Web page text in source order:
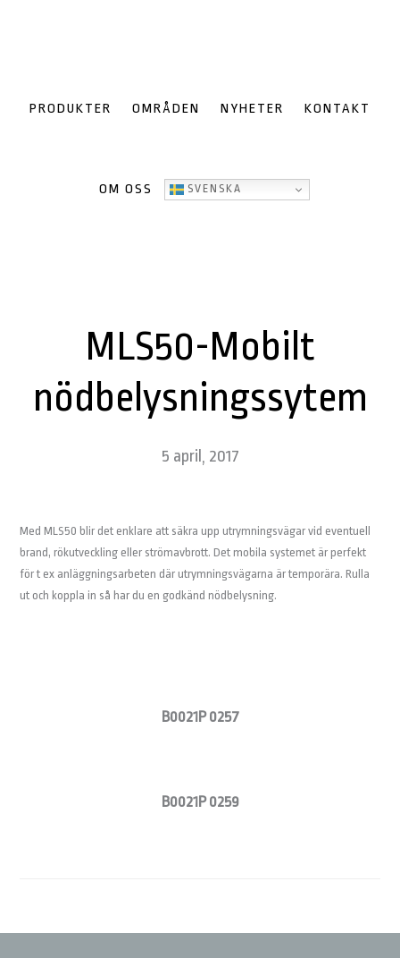
PRODUKTER OMRÅDEN NYHETER KONTAKT
OM OSS SVENSKA
MLS50-Mobilt
nödbelysningssytem
5 april, 2017
Med MLS50 blir det enklare att säkra upp utrymningsvägar vid eventuell
brand, rökutveckling eller strömavbrott. Det mobila systemet är perfekt
för t ex anläggningsarbeten där utrymningsvägarna är temporära. Rulla
ut och koppla in så har du en godkänd nödbelysning.
B0021P 0257
B0021P 0259